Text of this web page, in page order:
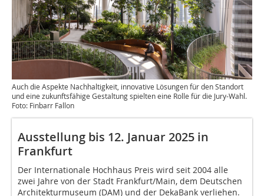
Auch die Aspekte Nachhaltigkeit, innovative Lösungen für den Standort
und eine zukunftsfähige Gestaltung spielten eine Rolle für die Jury-Wahl.
Foto: Finbarr Fallon
Ausstellung bis 12. Januar 2025 in
Frankfurt
Der Internationale Hochhaus Preis wird seit 2004 alle
zwei Jahre von der Stadt Frankfurt/Main, dem Deutschen
Architekturmuseum (DAM) und der DekaBank verliehen.